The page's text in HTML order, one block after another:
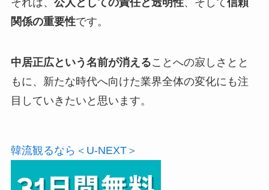
それは、 公人としての責任と透明性、そして信頼
関係の重要性です。
中居正広という名前が消えることへの寂しさとと
もに、新たな時代へ向けた業界全体の変化にも注
目していきたいと思います。
韓流観るなら＜U-NEXT＞